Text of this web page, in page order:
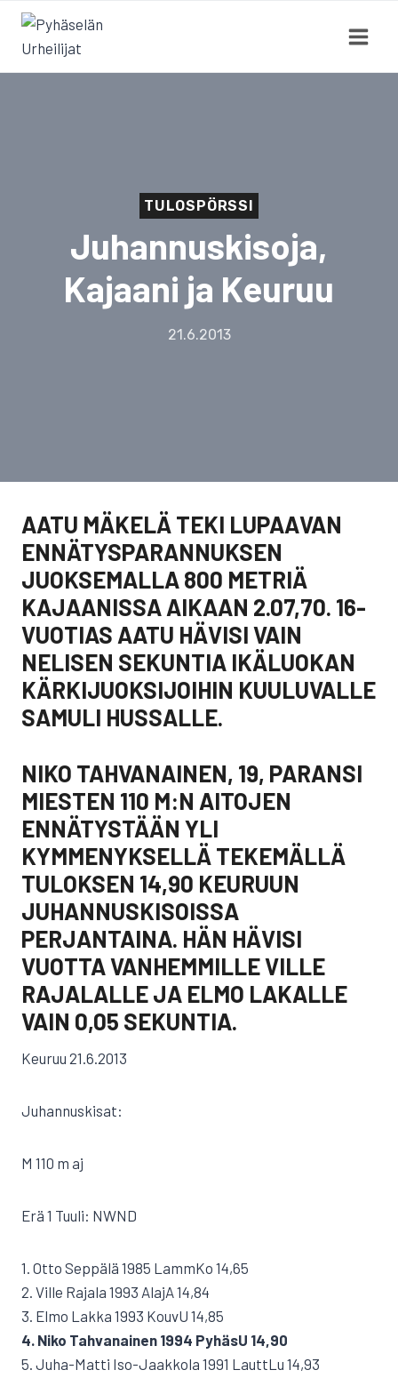
Siirry
sisältöön
TULOSPÖRSSI
Juhannuskisoja,
Kajaani ja Keuruu
21.6.2013
AATU MÄKELÄ TEKI LUPAAVAN
ENNÄTYSPARANNUKSEN
JUOKSEMALLA 800 METRIÄ
KAJAANISSA AIKAAN 2.07,70. 16-
VUOTIAS AATU HÄVISI VAIN
NELISEN SEKUNTIA IKÄLUOKAN
KÄRKIJUOKSIJOIHIN KUULUVALLE
SAMULI HUSSALLE.
NIKO TAHVANAINEN, 19, PARANSI
MIESTEN 110 M:N AITOJEN
ENNÄTYSTÄÄN YLI
KYMMENYKSELLÄ TEKEMÄLLÄ
TULOKSEN 14,90 KEURUUN
JUHANNUSKISOISSA
PERJANTAINA. HÄN HÄVISI
VUOTTA VANHEMMILLE VILLE
RAJALALLE JA ELMO LAKALLE
VAIN 0,05 SEKUNTIA.
Keuruu 21.6.2013
Juhannuskisat:
M 110 m aj
Erä 1 Tuuli: NWND
1. Otto Seppälä 1985 LammKo 14,65
2. Ville Rajala 1993 AlajA 14,84
3. Elmo Lakka 1993 KouvU 14,85
4. Niko Tahvanainen 1994 PyhäsU 14,90
5. Juha-Matti Iso-Jaakkola 1991 LauttLu 14,93